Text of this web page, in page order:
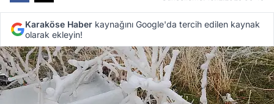
Karaköse Haber kaynağını Google'da tercih edilen kaynak
olarak ekleyin!